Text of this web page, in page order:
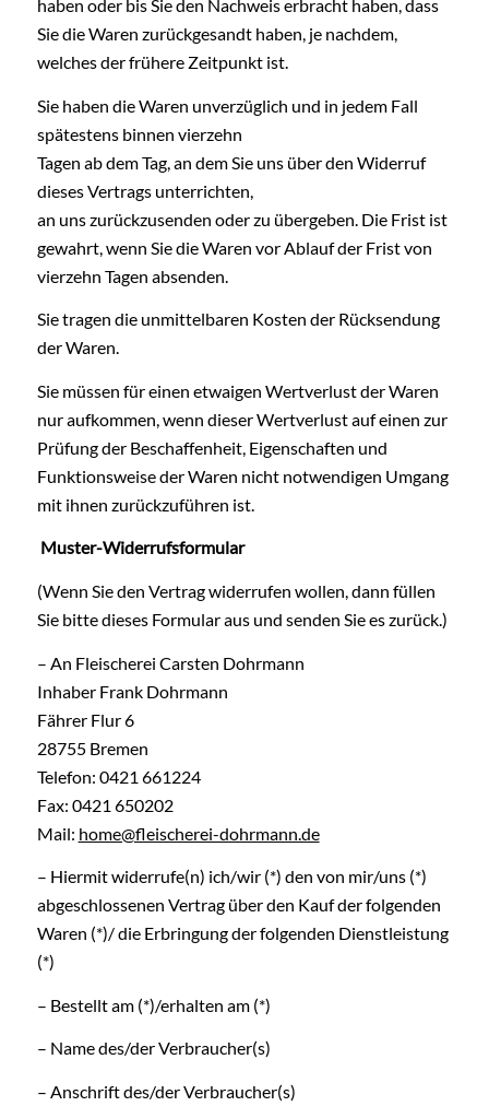
haben oder bis Sie den Nachweis erbracht haben, dass
Sie die Waren zurückgesandt haben, je nachdem,
welches der frühere Zeitpunkt ist.
Sie haben die Waren unverzüglich und in jedem Fall
spätestens binnen vierzehn
Tagen ab dem Tag, an dem Sie uns über den Widerruf
dieses Vertrags unterrichten,
an uns zurückzusenden oder zu übergeben. Die Frist ist
gewahrt, wenn Sie die Waren vor Ablauf der Frist von
vierzehn Tagen absenden.
Sie tragen die unmittelbaren Kosten der Rücksendung
der Waren.
Sie müssen für einen etwaigen Wertverlust der Waren
nur aufkommen, wenn dieser Wertverlust auf einen zur
Prüfung der Beschaffenheit, Eigenschaften und
Funktionsweise der Waren nicht notwendigen Umgang
mit ihnen zurückzuführen ist.
Muster-Widerrufsformular
(Wenn Sie den Vertrag widerrufen wollen, dann füllen
Sie bitte dieses Formular aus und senden Sie es zurück.)
– An Fleischerei Carsten Dohrmann
Inhaber Frank Dohrmann
Fährer Flur 6
28755 Bremen
Telefon: 0421 661224
Fax: 0421 650202
Mail: home@fleischerei-dohrmann.de
– Hiermit widerrufe(n) ich/wir (*) den von mir/uns (*)
abgeschlossenen Vertrag über den Kauf der folgenden
Waren (*)/ die Erbringung der folgenden Dienstleistung
(*)
– Bestellt am (*)/erhalten am (*)
– Name des/der Verbraucher(s)
– Anschrift des/der Verbraucher(s)